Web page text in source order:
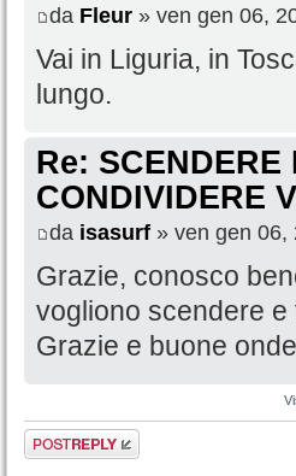
da Fleur » ven gen 06,
Vai in Liguria, in
lungo.
Re:
CONDIVIDERE
da isasurf » ven gen 06,
Grazie, conosco
vogliono scendere
Grazie e buone
Rispondi al
messaggio